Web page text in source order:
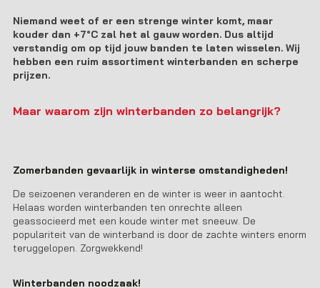
Niemand weet of er een strenge winter komt, maar
kouder dan +7°C zal het al gauw worden. Dus altijd
verstandig om op tijd jouw banden te laten wisselen. Wij
hebben een ruim assortiment winterbanden en scherpe
prijzen.
Maar waarom zijn winterbanden zo belangrijk?
Zomerbanden gevaarlijk in winterse omstandigheden!
De seizoenen veranderen en de winter is weer in aantocht.
Helaas worden winterbanden ten onrechte alleen
geassocieerd met een koude winter met sneeuw. De
populariteit van de winterband is door de zachte winters enorm
teruggelopen. Zorgwekkend!
Winterbanden noodzaak!